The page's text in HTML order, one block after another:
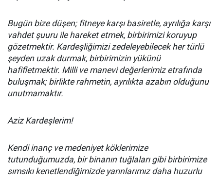
Bugün bize düşen; fitneye karşı basiretle, ayrılığa karşı
vahdet şuuru ile hareket etmek, birbirimizi koruyup
gözetmektir. Kardeşliğimizi zedeleyebilecek her türlü
şeyden uzak durmak, birbirimizin yükünü
hafifletmektir. Milli ve manevi değerlerimiz etrafında
buluşmak; birlikte rahmetin, ayrılıkta azabın olduğunu
unutmamaktır.
Aziz Kardeşlerim!
Kendi inanç ve medeniyet köklerimize
tutunduğumuzda, bir binanın tuğlaları gibi birbirimize
sımsıkı kenetlendiğimizde yarınlarımız daha huzurlu